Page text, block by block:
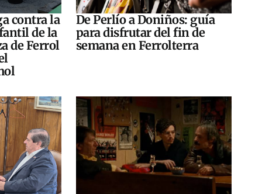
contra la
de la
de Ferrol
De Perlío a Doniños: guía
para disfrutar del fin de
semana en Ferrolterra